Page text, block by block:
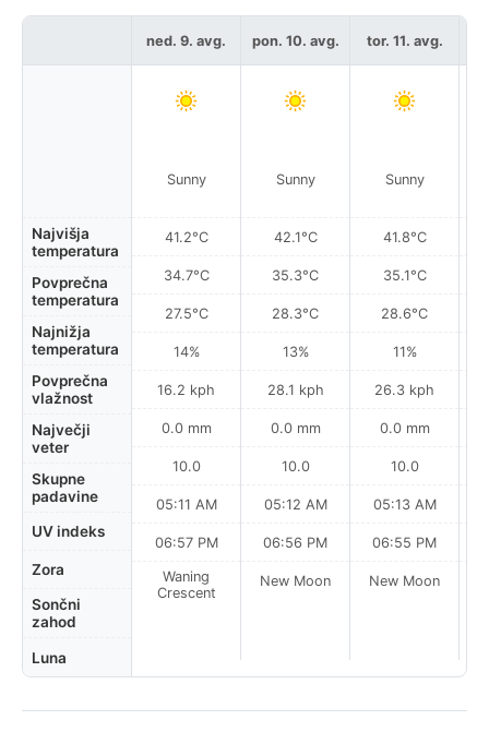
Najvišja
temperatura
Povprečna
temperatura
Najnižja
temperatura
Povprečna
vlažnost
Največji
veter
Skupne
padavine
UV indeks
Zora
Sončni
zahod
Luna
ned. 9. avg.
Sunny
41.2°C
34.7°C
27.5°C
14%
16.2 kph
0.0 mm
10.0
05:11 AM
06:57 PM
Waning
Crescent
pon. 10. avg.
Sunny
42.1°C
35.3°C
28.3°C
13%
28.1 kph
0.0 mm
10.0
05:12 AM
06:56 PM
New Moon
tor. 11. avg.
Sunny
41.8°C
35.1°C
28.6°C
11%
26.3 kph
0.0 mm
10.0
05:13 AM
06:55 PM
New Moon